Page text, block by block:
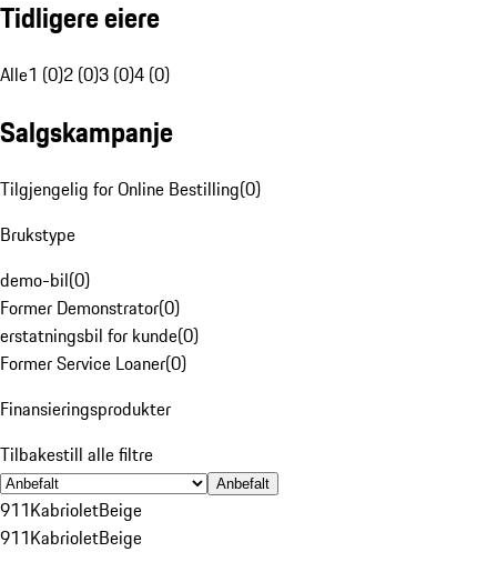
Tidligere eiere
Alle1 (0)2 (0)3 (0)4 (0)
Salgskampanje
Tilgjengelig for Online Bestilling(0)
Brukstype
demo-bil(0)
Former Demonstrator(0)
erstatningsbil for kunde(0)
Former Service Loaner(0)
Finansieringsprodukter
Tilbakestill alle filtre
Anbefalt
911KabrioletBeige
911KabrioletBeige